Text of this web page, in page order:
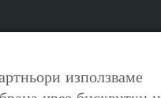
използваме